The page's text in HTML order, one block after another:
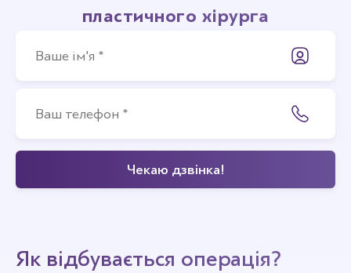
пластичного хірурга
Як відбувається операція?